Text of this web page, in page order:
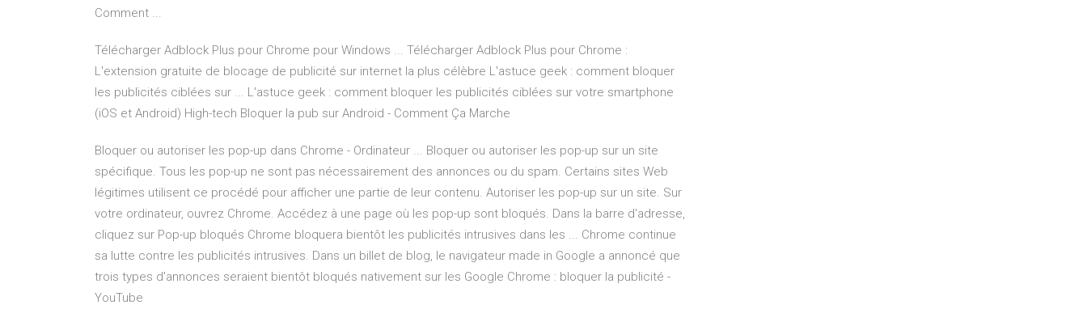
Comment ...
Télécharger Adblock Plus pour Chrome pour Windows ... Télécharger Adblock Plus pour Chrome :
L'extension gratuite de blocage de publicité sur internet la plus célèbre L'astuce geek : comment bloquer
les publicités ciblées sur ... L'astuce geek : comment bloquer les publicités ciblées sur votre smartphone
(iOS et Android) High-tech Bloquer la pub sur Android - Comment Ça Marche
Bloquer ou autoriser les pop-up dans Chrome - Ordinateur ... Bloquer ou autoriser les pop-up sur un site
spécifique. Tous les pop-up ne sont pas nécessairement des annonces ou du spam. Certains sites Web
légitimes utilisent ce procédé pour afficher une partie de leur contenu. Autoriser les pop-up sur un site. Sur
votre ordinateur, ouvrez Chrome. Accédez à une page où les pop-up sont bloqués. Dans la barre d'adresse,
cliquez sur Pop-up bloqués Chrome bloquera bientôt les publicités intrusives dans les ... Chrome continue
sa lutte contre les publicités intrusives. Dans un billet de blog, le navigateur made in Google a annoncé que
trois types d'annonces seraient bientôt bloqués nativement sur les Google Chrome : bloquer la publicité -
YouTube